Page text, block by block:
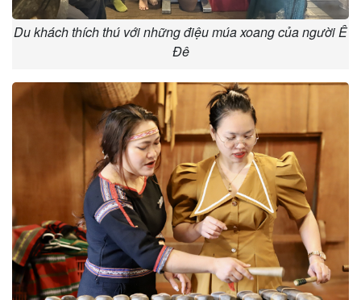
Du khách thích thú với những điệu múa xoang của người Ê
Đê